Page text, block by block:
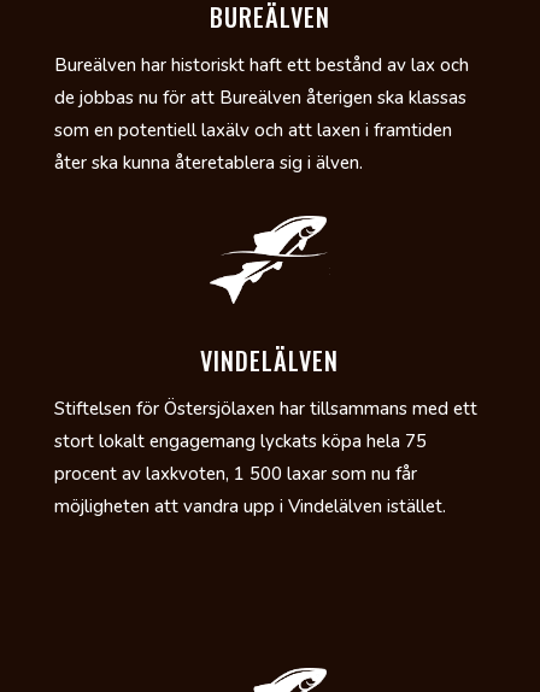
BUREÄLVEN
Bureälven har historiskt haft ett bestånd av lax och
de jobbas nu för att Bureälven återigen ska klassas
som en potentiell laxälv och att laxen i framtiden
åter ska kunna återetablera sig i älven.
VINDELÄLVEN
Stiftelsen för Östersjölaxen har tillsammans med ett
stort lokalt engagemang lyckats köpa hela 75
procent av laxkvoten, 1 500 laxar som nu får
möjligheten att vandra upp i Vindelälven istället.